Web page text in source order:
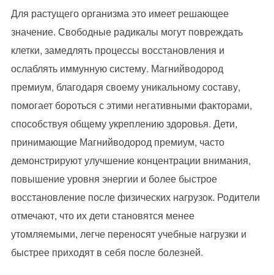
Для растущего организма это имеет решающее
значение. Свободные радикалы могут повреждать
клетки, замедлять процессы восстановления и
ослаблять иммунную систему. Магнийводород
премиум, благодаря своему уникальному составу,
помогает бороться с этими негативными факторами,
способствуя общему укреплению здоровья. Дети,
принимающие Магнийводород премиум, часто
демонстрируют улучшение концентрации внимания,
повышение уровня энергии и более быстрое
восстановление после физических нагрузок. Родители
отмечают, что их дети становятся менее
утомляемыми, легче переносят учебные нагрузки и
быстрее приходят в себя после болезней.